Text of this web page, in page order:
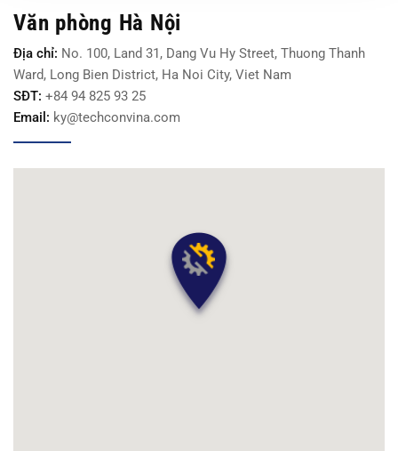
Văn phòng Hà Nội
Địa chỉ: No. 100, Land 31, Dang Vu Hy Street, Thuong Thanh
Ward, Long Bien District, Ha Noi City, Viet Nam
SĐT: +84 94 825 93 25
Email: ky@techconvina.com